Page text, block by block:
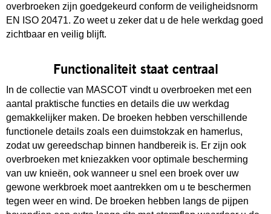
overbroeken zijn goedgekeurd conform de veiligheidsnorm
EN ISO 20471. Zo weet u zeker dat u de hele werkdag goed
zichtbaar en veilig blijft.
Functionaliteit staat centraal
In de collectie van MASCOT vindt u overbroeken met een
aantal praktische functies en details die uw werkdag
gemakkelijker maken. De broeken hebben verschillende
functionele details zoals een duimstokzak en hamerlus,
zodat uw gereedschap binnen handbereik is. Er zijn ook
overbroeken met kniezakken voor optimale bescherming
van uw knieën, ook wanneer u snel een broek over uw
gewone werkbroek moet aantrekken om u te beschermen
tegen weer en wind. De broeken hebben langs de pijpen